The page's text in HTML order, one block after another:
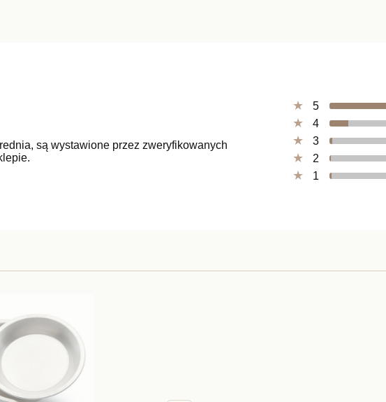
są wystawione przez zweryfikowanych
5
4
3
2
1